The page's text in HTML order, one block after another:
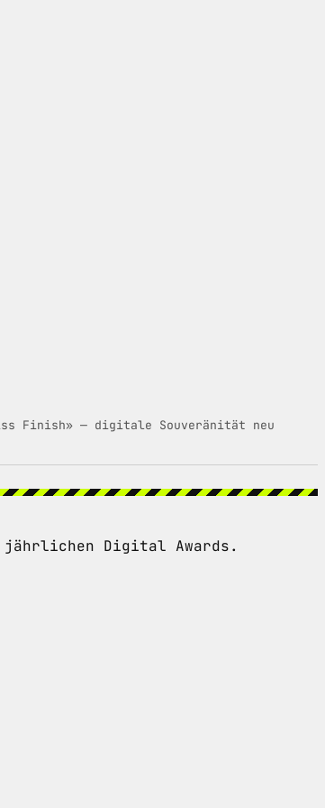
Finish» — digitale Souveränität neu
jährlichen Digital Awards.